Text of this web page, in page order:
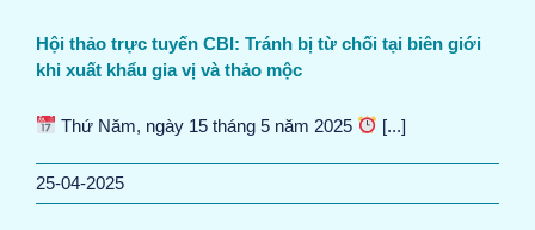
Hội thảo trực tuyến CBI: Tránh bị từ chối tại biên giới
khi xuất khẩu gia vị và thảo mộc
Thứ Năm, ngày 15 tháng 5 năm 2025 [...]
25-04-2025